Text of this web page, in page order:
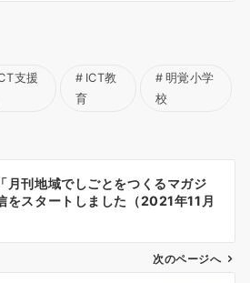
支援
ICT教
育
明覚小学
校
月刊地域でしごとをつくるマガジ
をスタートしました（2021年11月
次のページへ